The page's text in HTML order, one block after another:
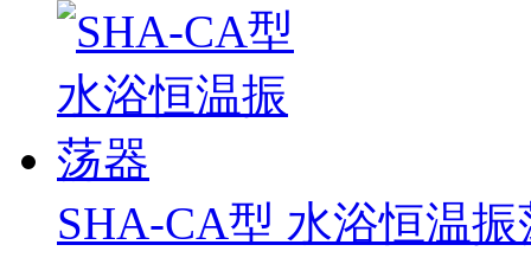
SHA-CA型 水浴恒温振